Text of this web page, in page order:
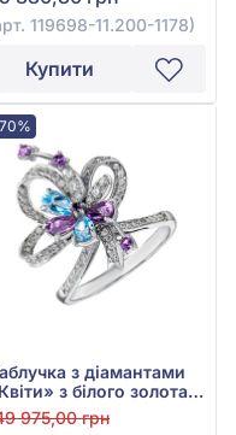
119698-11.200-1178)
Купити
з діамантами
з білого золота
з Діамантом 0,59ct,
Swiss Blue
975,00 грн